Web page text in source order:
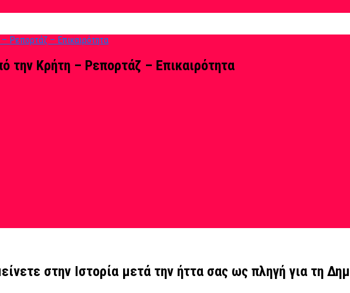
την Κρήτη – Ρεπορτάζ – Επικαιρότητα
στην Ιστορία μετά την ήττα σας ως πληγή για τη